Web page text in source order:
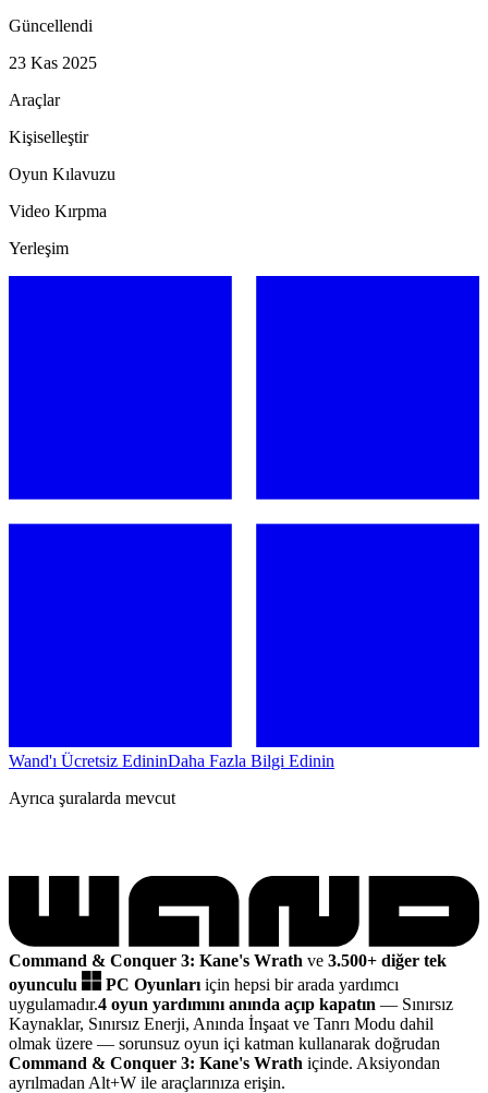
Güncellendi
23 Kas 2025
Araçlar
Kişiselleştir
Oyun Kılavuzu
Video Kırpma
Yerleşim
Wand'ı Ücretsiz EdininDaha Fazla Bilgi Edinin
Ayrıca şuralarda mevcut
Command & Conquer 3: Kane's Wrath ve 3.500+ diğer tek
oyunculu
PC Oyunları için hepsi bir arada yardımcı
uygulamadır.4 oyun yardımını anında açıp kapatın — Sınırsız
Kaynaklar, Sınırsız Enerji, Anında İnşaat ve Tanrı Modu dahil
olmak üzere — sorunsuz oyun içi katman kullanarak doğrudan
Command & Conquer 3: Kane's Wrath içinde. Aksiyondan
ayrılmadan Alt+W ile araçlarınıza erişin.